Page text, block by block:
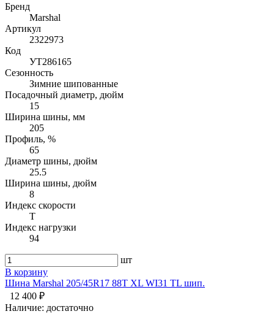
Бренд
Marshal
Артикул
2322973
Код
УТ286165
Сезонность
Зимние шипованные
Посадочный диаметр, дюйм
15
Ширина шины, мм
205
Профиль, %
65
Диаметр шины, дюйм
25.5
Ширина шины, дюйм
8
Индекс скорости
T
Индекс нагрузки
94
шт
В корзину
Шина Marshal 205/45R17 88T XL WI31 TL шип.
12 400 ₽
Наличие: достаточно